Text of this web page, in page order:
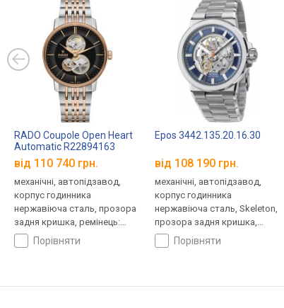
RADO Coupole Open Heart
Automatic R22894163
від 110 740 грн.
механічні, автопідзавод,
корпус годинника
нержавіюча сталь, прозора
задня кришка, ремінець:
браслет сталь, WR 50,
Швейцарія
порівняти
Epos 3442.135.20.16.30
від 108 190 грн.
механічні, автопідзавод,
корпус годинника
нержавіюча сталь, Skeleton,
прозора задня кришка,
ремінець: браслет сталь, WR
100, Швейцарія
порівняти